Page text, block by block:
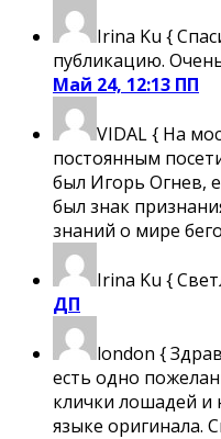
Irina Ku {
публикацию.
Май 24, 12:13 ПП
VIDAL{ На
постоянным
был Игорь Огнев,
был знак
знаний о мире
Irina Ku {
ДП
london {
есть одно
клички лошадей и
языке оригинала.